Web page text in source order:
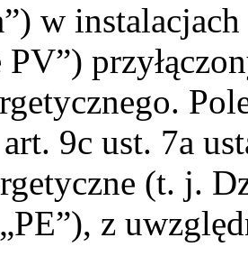
w
PV”)
9c ust. 7a
(t. j.
z